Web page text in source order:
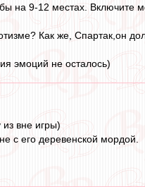
9-12 местах. Включите
Как же, Спартак,он
эмоций не осталось)
вне игры)
с его деревенской мордой.